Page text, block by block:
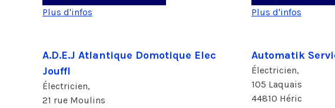
Plus d'infos
Plus d'infos
A.D.E.J Atlantique Domotique Elec
Jouffl
Électricien,
21 rue Moulins
Automatik
Électricien,
105 Laquais
44810 Héric